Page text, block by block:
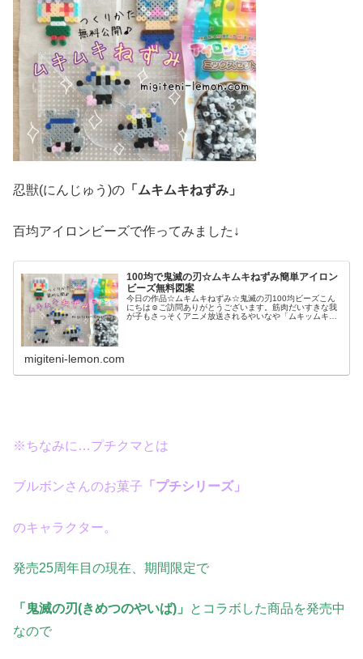
忍獣(にんじゅう)の 「ムキムキねずみ」
百均アイロンビーズで作ってみました↓
100均で鬼滅の刃☆ムキムキねずみ簡単アイロン
ビーズ無料図案
今日の作品☆ムキムキねずみ☆鬼滅の刃100均ビーズこん
にちは☺ご訪問ありがとうございます。筋肉だいすきな我
が子もさっそくアニメ放送されるやいなや「ムキッムキ
migiteni-lemon.com
※ちなみに…プチクマとは
ブルボンさんのお菓子 「プチシリーズ」
のキャラクター。
発売25周年目の現在、期間限定で
「鬼滅の刃(きめつのやいば)」
とコラボした商品を発売中
なので